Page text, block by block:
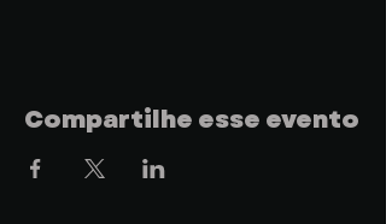
Compartilhe esse evento